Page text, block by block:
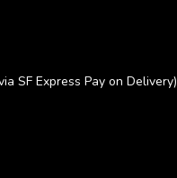
SF Express Pay on Delivery)